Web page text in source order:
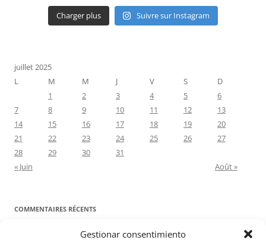
Gestionar consentimiento
Charger plus Suivre sur Instagram
juillet 2025
L
M M J V S
D
1
2 3 4 5
6
7
8 9 10 11 12
13
14
15 16 17 18 19
20
21
22 23 24 25 26
27
28
29 30
31
« Juin
Août »
COMMENTAIRES RÉCENTS